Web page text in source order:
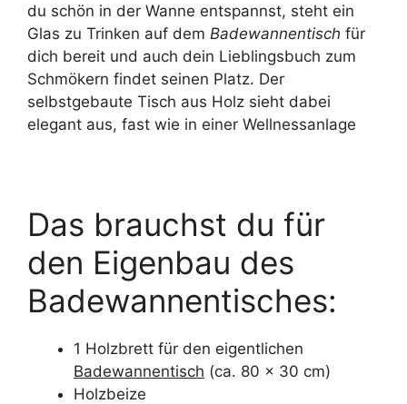
du schön in der Wanne entspannst, steht ein
Glas zu Trinken auf dem Badewannentisch für
dich bereit und auch dein Lieblingsbuch zum
Schmökern findet seinen Platz. Der
selbstgebaute Tisch aus Holz sieht dabei
elegant aus, fast wie in einer Wellnessanlage
Das brauchst du für
den Eigenbau des
Badewannentisches:
1 Holzbrett für den eigentlichen
Badewannentisch (ca. 80 x 30 cm)
Holzbeize